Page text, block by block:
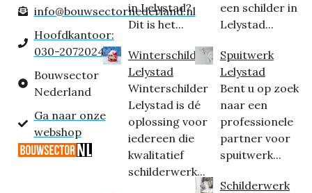
info@bouwsectornederland.nl
Hoofdkantoor:
030-2072024
Bouwsector
Nederland
Ga naar onze
webshop
in Lelystad?
Dit is het...
Winterschilder
Lelystad
Winterschilder
Lelystad is dé
oplossing voor
iedereen die
kwalitatief
schilderwerk...
een schilder in
Lelystad...
Spuitwerk
Lelystad
Bent u op zoek
naar een
professionele
partner voor
spuitwerk...
Schilderwerk